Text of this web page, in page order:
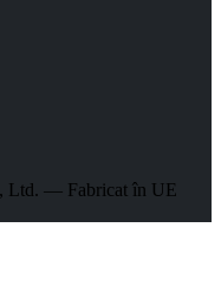
Ltd. — Fabricat în UE